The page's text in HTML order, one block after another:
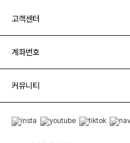
고객센터
계좌번호
커뮤니티